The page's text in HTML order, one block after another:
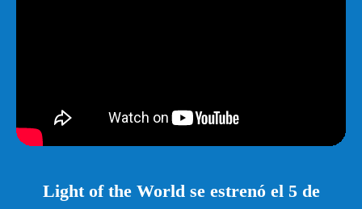
Light of the World se estrenó el 5 de